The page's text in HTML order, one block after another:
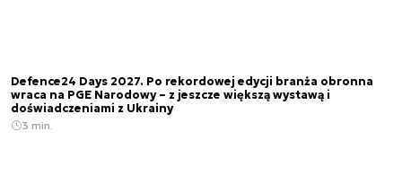
Defence24 Days 2027. Po rekordowej edycji branża obronna
wraca na PGE Narodowy – z jeszcze większą wystawą i
doświadczeniami z Ukrainy
3 min.